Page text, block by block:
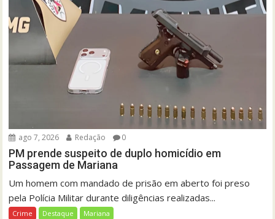
ago 7, 2026 Redação 0
PM prende suspeito de duplo homicídio em
Passagem de Mariana
Um homem com mandado de prisão em aberto foi preso
pela Polícia Militar durante diligências realizadas...
Crime Destaque Mariana